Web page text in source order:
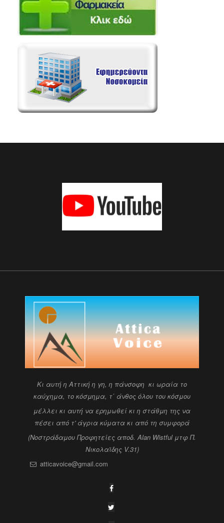
Kι αυτή η Αττική η γη, η πάνσοφη κι ωραία το
καύχημα, το κόσμημα, τ΄ άνθος όλου του κόσμου
μέλλει κι αυτή να ερημωθεί κι η στάθμη της να
πέσει από τ' άγρια κύματα κι από τη συμφορά
(Νοστράδαμου Προφητείες αποδ. Alan Wistful μτφ Π.
Νικολαϊδης V.31)
atticavoice@gmail.com